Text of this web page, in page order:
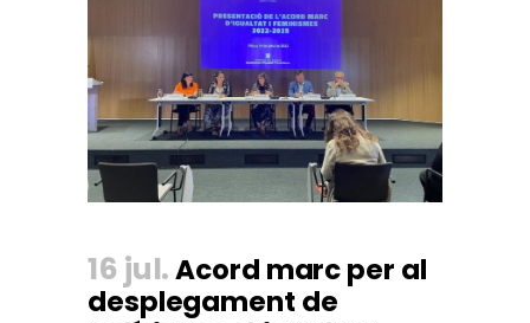
16 jul.Acord marc per al
desplegament de